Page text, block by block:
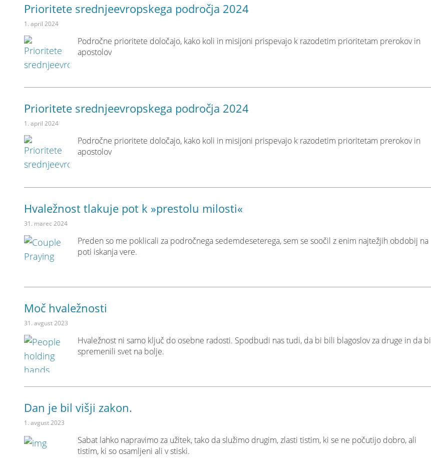
Prioritete srednjeevropskega področja 2024
1. april 2024
Področne prioritete določajo, kako koli in misijoni prispevajo k razodetim prioritetam prerokov in
apostolov
Prioritete srednjeevropskega področja 2024
1. april 2024
Področne prioritete določajo, kako koli in misijoni prispevajo k razodetim prioritetam prerokov in
apostolov
Hvaležnost tlakuje pot k »prestolu milosti«
31. marec 2024
Preden so me poklicali za področnega sedemdeseterega, sem se soočil z enim najtežjih obdobij na
poti iskanja vere.
Moč hvaležnosti
31. avgust 2023
Hvaležnost ni samo ključ do osebne radosti. Spodbudi nas tudi, da bi bili blagoslov za druge in da bi
spremenili svet na bolje.
Dan je bil višji zakon.
1. avgust 2023
Sabat lahko napravimo za užitek, tako da služimo drugim, zlasti tistim, ki se ne počutijo dobro, ali
tistim, ki so osamljeni ali v stiski.